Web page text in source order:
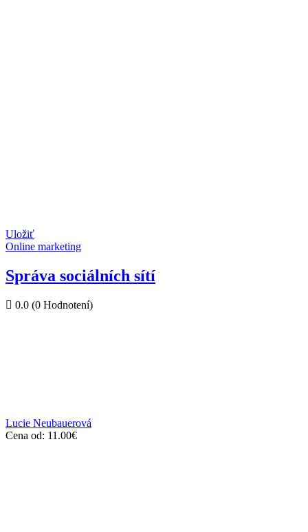
Uložiť
Online marketing
Správa sociálních sítí
0.0 (0 Hodnotení)
Lucie Neubauerová
Cena od: 11.00€